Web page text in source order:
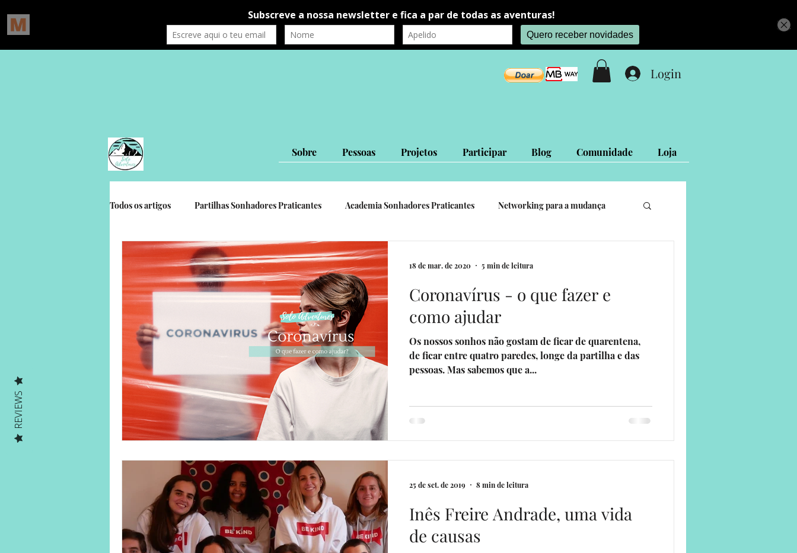
Login
Sobre Pessoas Projetos Participar Blog Comunidade Loja
Todos os artigos Partilhas Sonhadores Praticantes Academia Sonhadores Praticantes Networking para a mudança
Gratidão Social Crónicas autorrealização autoconhecimento
Human on a mission Solo Adventurers livros por uma causa Eventos Sua comunidade
Solo Adventures Explica Parcerias Programa Sonhadores Praticantes
Coronavírus - o que fazer e
como ajudar
Os nossos sonhos não gostam de ficar de quarentena,
de ficar entre quatro paredes, longe da partilha e das
pessoas. Mas sabemos que a...
18 de mar. de 2020 5 min de leitura
Inês Freire Andrade, uma vida
de causas
25 de set. de 2019 8 min de leitura
REVIEWS